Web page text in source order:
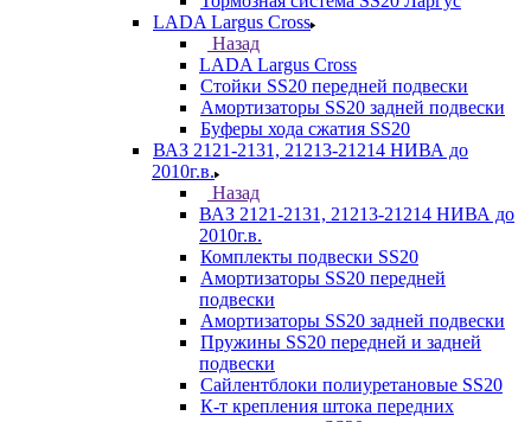
LADA Largus Cross
Назад
LADA Largus Cross
Стойки SS20 передней подвески
Амортизаторы SS20 задней подвески
Буферы хода сжатия SS20
ВАЗ 2121-2131, 21213-21214 НИВА до
2010г.в.
Назад
ВАЗ 2121-2131, 21213-21214 НИВА до
2010г.в.
Комплекты подвески SS20
Амортизаторы SS20 передней
подвески
Амортизаторы SS20 задней подвески
Пружины SS20 передней и задней
подвески
Сайлентблоки полиуретановые SS20
К-т крепления штока передних